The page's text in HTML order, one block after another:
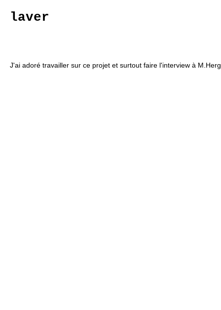
laver
J'ai adoré travailler sur ce projet et surtout faire l'interview à